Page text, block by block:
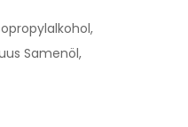
Samenöl,